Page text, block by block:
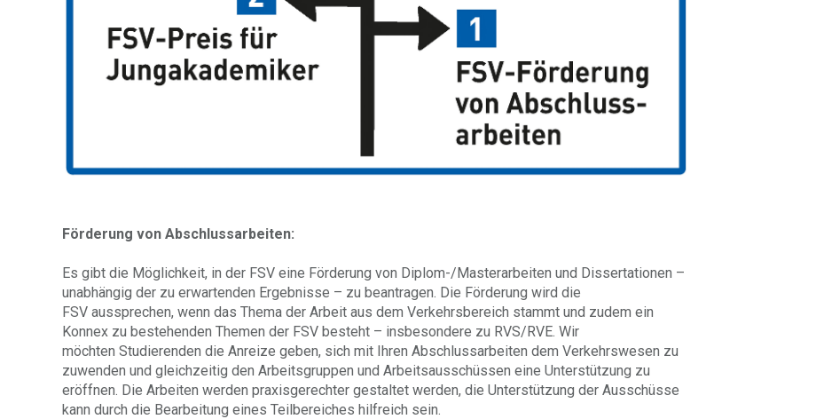
Förderung von Abschlussarbeiten:
Es gibt die Möglichkeit, in der FSV eine Förderung von Diplom-/Masterarbeiten und Dissertationen –
unabhängig der zu erwartenden Ergebnisse – zu beantragen. Die Förderung wird die
FSV aussprechen, wenn das Thema der Arbeit aus dem Verkehrsbereich stammt und zudem ein
Konnex zu bestehenden Themen der FSV besteht – insbesondere zu RVS/RVE. Wir
möchten Studierenden die Anreize geben, sich mit Ihren Abschlussarbeiten dem Verkehrswesen zu
zuwenden und gleichzeitig den Arbeitsgruppen und Arbeitsausschüssen eine Unterstützung zu
eröffnen. Die Arbeiten werden praxisgerechter gestaltet werden, die Unterstützung der Ausschüsse
kann durch die Bearbeitung eines Teilbereiches hilfreich sein.